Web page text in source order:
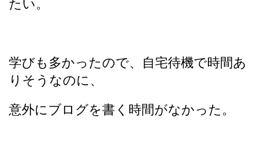
たい。
学びも多かったので、自宅待機で時間あ
りそうなのに、
意外にブログを書く時間がなかった。